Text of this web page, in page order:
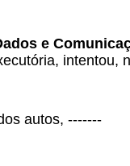
e
intentou,
autos, -------